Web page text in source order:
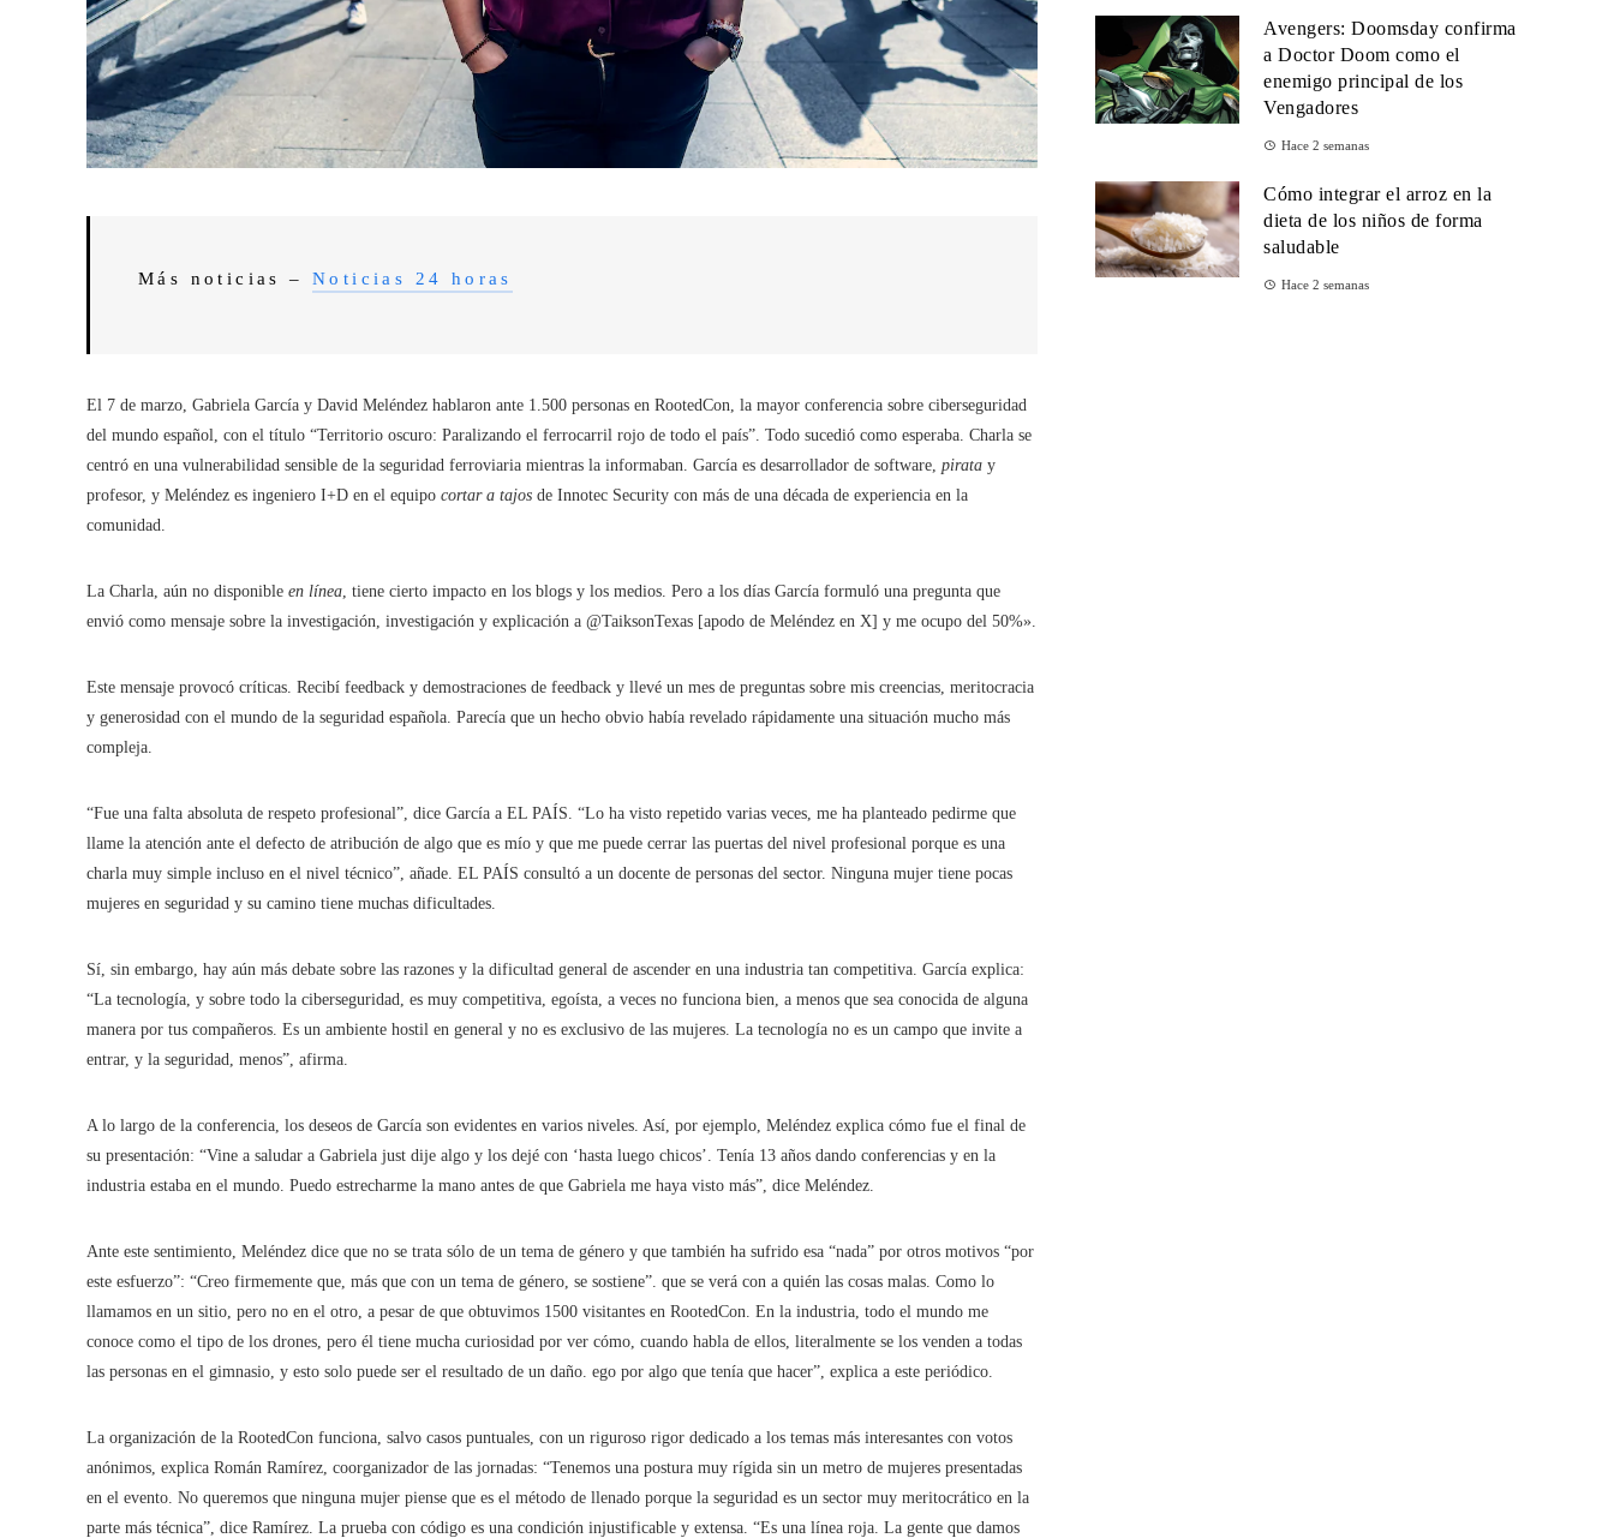
Más noticias – Noticias 24 horas
El 7 de marzo, Gabriela García y David Meléndez hablaron ante 1.500 personas en RootedCon, la mayor conferencia sobre ciberseguridad
del mundo español, con el título “Territorio oscuro: Paralizando el ferrocarril rojo de todo el país”. Todo sucedió como esperaba. Charla se
centró en una vulnerabilidad sensible de la seguridad ferroviaria mientras la informaban. García es desarrollador de software, pirata y
profesor, y Meléndez es ingeniero I+D en el equipo cortar a tajos de Innotec Security con más de una década de experiencia en la
comunidad.
La Charla, aún no disponible en línea, tiene cierto impacto en los blogs y los medios. Pero a los días García formuló una pregunta que
envió como mensaje sobre la investigación, investigación y explicación a @TaiksonTexas [apodo de Meléndez en X] y me ocupo del 50%».
Este mensaje provocó críticas. Recibí feedback y demostraciones de feedback y llevé un mes de preguntas sobre mis creencias, meritocracia
y generosidad con el mundo de la seguridad española. Parecía que un hecho obvio había revelado rápidamente una situación mucho más
compleja.
“Fue una falta absoluta de respeto profesional”, dice García a EL PAÍS. “Lo ha visto repetido varias veces, me ha planteado pedirme que
llame la atención ante el defecto de atribución de algo que es mío y que me puede cerrar las puertas del nivel profesional porque es una
charla muy simple incluso en el nivel técnico”, añade. EL PAÍS consultó a un docente de personas del sector. Ninguna mujer tiene pocas
mujeres en seguridad y su camino tiene muchas dificultades.
Sí, sin embargo, hay aún más debate sobre las razones y la dificultad general de ascender en una industria tan competitiva. García explica:
“La tecnología, y sobre todo la ciberseguridad, es muy competitiva, egoísta, a veces no funciona bien, a menos que sea conocida de alguna
manera por tus compañeros. Es un ambiente hostil en general y no es exclusivo de las mujeres. La tecnología no es un campo que invite a
entrar, y la seguridad, menos”, afirma.
A lo largo de la conferencia, los deseos de García son evidentes en varios niveles. Así, por ejemplo, Meléndez explica cómo fue el final de
su presentación: “Vine a saludar a Gabriela just dije algo y los dejé con ‘hasta luego chicos’. Tenía 13 años dando conferencias y en la
industria estaba en el mundo. Puedo estrecharme la mano antes de que Gabriela me haya visto más”, dice Meléndez.
Ante este sentimiento, Meléndez dice que no se trata sólo de un tema de género y que también ha sufrido esa “nada” por otros motivos “por
este esfuerzo”: “Creo firmemente que, más que con un tema de género, se sostiene”. que se verá con a quién las cosas malas. Como lo
llamamos en un sitio, pero no en el otro, a pesar de que obtuvimos 1500 visitantes en RootedCon. En la industria, todo el mundo me
conoce como el tipo de los drones, pero él tiene mucha curiosidad por ver cómo, cuando habla de ellos, literalmente se los venden a todas
las personas en el gimnasio, y esto solo puede ser el resultado de un daño. ego por algo que tenía que hacer”, explica a este periódico.
La organización de la RootedCon funciona, salvo casos puntuales, con un riguroso rigor dedicado a los temas más interesantes con votos
anónimos, explica Román Ramírez, coorganizador de las jornadas: “Tenemos una postura muy rígida sin un metro de mujeres presentadas
en el evento. No queremos que ninguna mujer piense que es el método de llenado porque la seguridad es un sector muy meritocrático en la
parte más técnica”, dice Ramírez. La prueba con código es una condición injustificable y extensa. “Es una línea roja. La gente que damos
Avengers: Doomsday confirma
a Doctor Doom como el
enemigo principal de los
Vengadores
Hace 2 semanas
Cómo integrar el arroz en la
dieta de los niños de forma
saludable
Hace 2 semanas